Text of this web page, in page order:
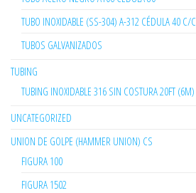
TUBO INOXIDABLE (SS-304) A-312 CÉDULA 40 C/C
TUBOS GALVANIZADOS
TUBING
TUBING INOXIDABLE 316 SIN COSTURA 20FT (6M)
UNCATEGORIZED
UNION DE GOLPE (HAMMER UNION) CS
FIGURA 100
FIGURA 1502